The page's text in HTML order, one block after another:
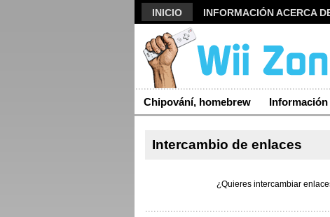
INICIO INFORMACIÓN ACERCA
ARCHIVO
Chipování, homebrew Información
Intercambio de enlaces
¿Quieres intercambiar